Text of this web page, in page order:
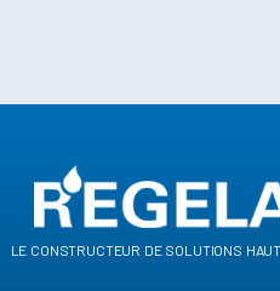
le constructeur de solutions